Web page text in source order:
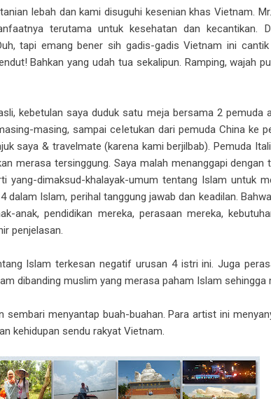
lebah dan kami disuguhi kesenian khas Vietnam.
terutama untuk kesehatan dan kecantikan.
tapi emang bener sih gadis-gadis Vietnam ini
Bahkan yang udah tua sekalipun. Ramping, wajah
kebetulan saya duduk satu meja bersama 2 pemuda
masing, sampai celetukan dari pemuda China ke
saya & travelmate (karena kami berjilbab). Pemuda
merasa tersinggung. Saya malah menanggapi
yang-dimaksud-khalayak-umum tentang Islam untuk
Islam, perihal tanggung jawab dan keadilan.
anak, pendidikan mereka, perasaan mereka,
penjelasan.
Islam terkesan negatif urusan 4 istri ini. Juga
dibanding muslim yang merasa paham Islam sehingga
sembari menyantap buah-buahan. Para artist ini
kehidupan sendu rakyat Vietnam.